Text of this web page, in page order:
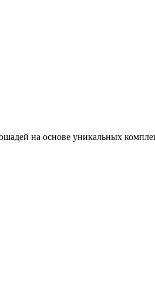
на основе уникальных